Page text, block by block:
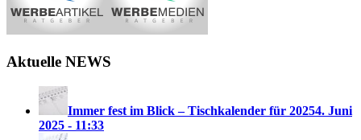
Aktuelle NEWS
Immer fest im Blick – Tischkalender für 20254. Juni
2025 - 11:33